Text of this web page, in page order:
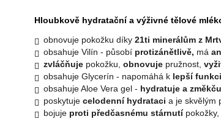
Hloubkově hydratační a výživné tělové
obnovuje pokožku díky 21ti minerálům z
obsahuje Vilín - působí protizánětlivě, má
zvláčňuje pokožku, obnovuje pružnost,
obsahuje Glycerín - napomáhá k lepší
obsahuje Aloe Vera gel - hydratuje a
poskytuje celodenní hydrataci a je skvělým
bojuje proti předčasnému stárnutípokožky,